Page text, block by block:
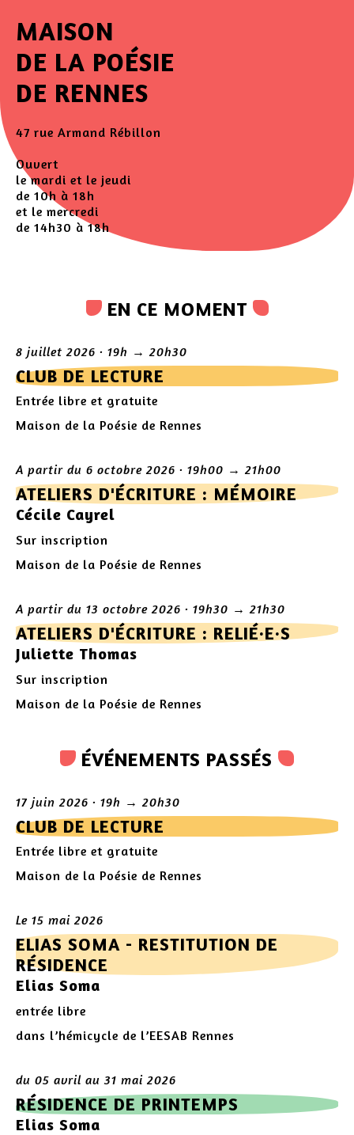
MAISON
DE LA POÉSIE
DE RENNES
47 rue Armand Rébillon
Ouvert
le mardi et le jeudi
de 10h à 18h
et le mercredi
de 14h30 à 18h
EN CE MOMENT
8 juillet 2026 · 19h → 20h30
CLUB DE LECTURE
Entrée libre et gratuite
Maison de la Poésie de Rennes
A partir du 6 octobre 2026 · 19h00 → 21h00
ATELIERS D'ÉCRITURE : MÉMOIRE
Cécile Cayrel
Sur inscription
Maison de la Poésie de Rennes
A partir du 13 octobre 2026 · 19h30 → 21h30
ATELIERS D'ÉCRITURE : RELIÉ·E·S
Juliette Thomas
Sur inscription
Maison de la Poésie de Rennes
ÉVÉNEMENTS PASSÉS
17 juin 2026 · 19h → 20h30
CLUB DE LECTURE
Entrée libre et gratuite
Maison de la Poésie de Rennes
Le 15 mai 2026
ELIAS SOMA - RESTITUTION DE
RÉSIDENCE
Elias Soma
entrée libre
dans l’hémicycle de l’EESAB Rennes
du 05 avril au 31 mai 2026
RÉSIDENCE DE PRINTEMPS
Elias Soma